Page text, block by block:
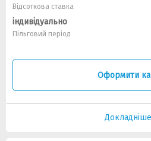
Відсоткова ставка
індивідуально
Пільговий період
Оформити
Докладніше